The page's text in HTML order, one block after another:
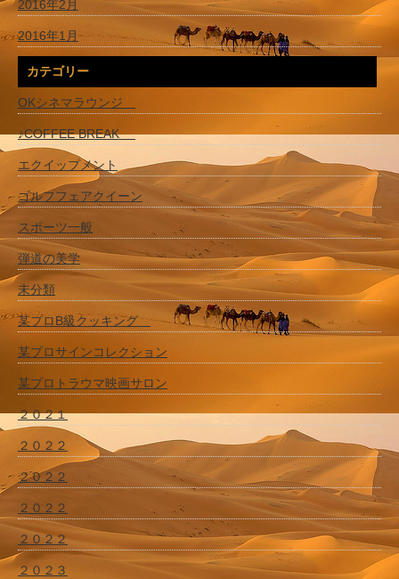
2016年2月
2016年1月
カテゴリー
OKシネマラウンジ
♪COFFEE BREAK
エクイップメント
ゴルフフェアクイーン
スポーツ一般
弾道の美学
未分類
某プロB級クッキング
某プロサインコレクション
某プロトラウマ映画サロン
２０２１
２０２２
２０２２
２０２２
２０２２
２０２３